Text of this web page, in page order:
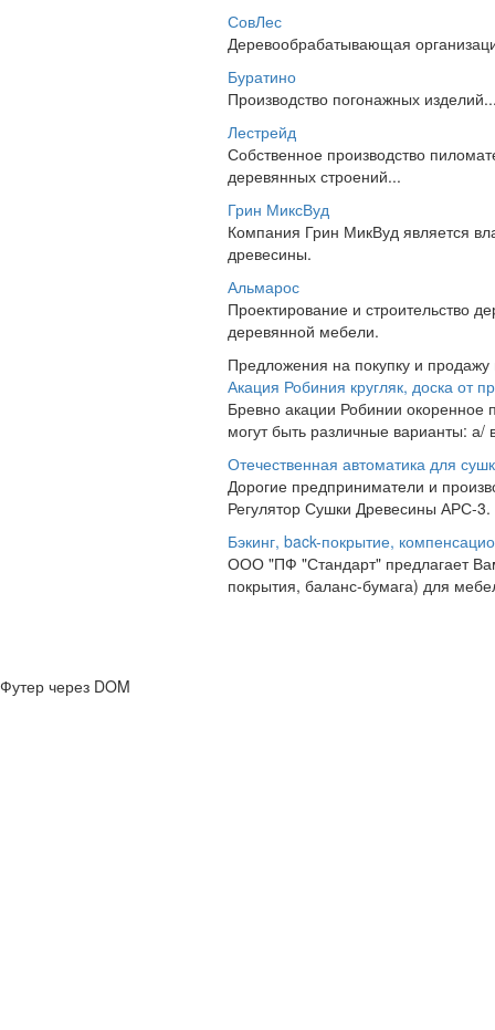
СовЛес
Деревообрабатывающая
Буратино
Производство погонажных
Лестрейд
Собственное производство
деревянных строений...
Грин МиксВуд
Компания Грин МикВуд является
древесины.
Альмарос
Проектирование и строительство
деревянной мебели.
Предложения на покупку и продажу
Акация Робиния кругляк, доска от
Бревно акации Робинии окоренное
могут быть различные варианты:
Отечественная автоматика для
Дорогие предприниматели и
Регулятор Сушки Древесины АРС-
Бэкинг, back-покрытие,
ООО "ПФ "Стандарт" предлагает
покрытия, баланс-бумага) для
Футер через DOM